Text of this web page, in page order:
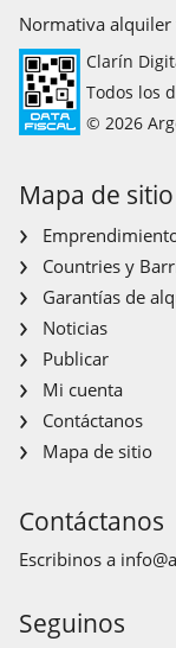
Normativa
Clarín
Todos los
© 2026
Mapa de sitio
Countries y
Garantías de
Noticias
Publicar
Mi cuenta
Contáctanos
Mapa de sitio
Contáctanos
Escribinos a
Seguinos